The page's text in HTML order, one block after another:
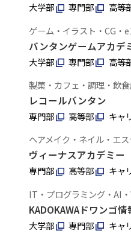
大学部 専門部 高等
ゲーム・イラスト・CG・
バンタンゲームアカデ
大学部 専門部 高等
製菓・カフェ・調理・飲
レコールバンタン
専門部 高等部
キャ
ヘアメイク・ネイル・エ
ヴィーナスアカデミー
専門部 高等部
キャ
IT・プログラミング・AI
KADOKAWAドワンゴ
大学部 専門部 キャ